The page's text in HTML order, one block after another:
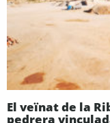
El veïnat de la
pedrera